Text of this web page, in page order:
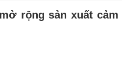
rộng sản xuất cảm